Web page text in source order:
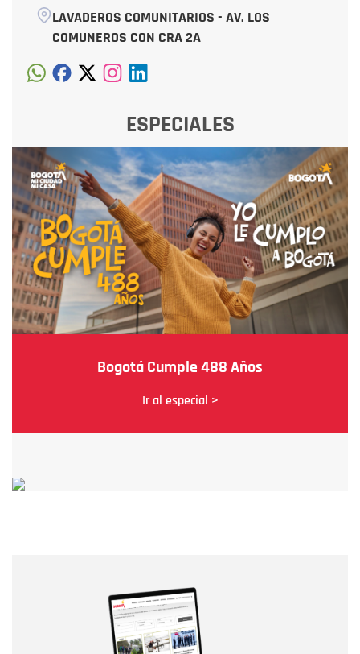
LAVADEROS COMUNITARIOS - AV. LOS
COMUNEROS CON CRA 2A
ESPECIALES
Bogotá Cumple 488 Años
Ir al especial >
Correo electrónico